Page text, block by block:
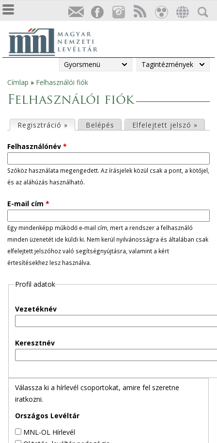
Gyorsmenü Tagintézmények
Jelenlegi
hely
Címlap » Felhasználói fiók
Felhasználói fiók
l
s
ő
d
l
e
g
e
Regisztráció » (aktív fül)
Belépés Elfelejtett jelszó »
Felhasználónév *
Szóköz használata megengedett. Az írásjelek közül csak a pont, a kötőjel,
és az aláhúzás használható.
E-mail cím *
Egy mindenképp működő e-mail cím, mert a rendszer a felhasználó
minden üzenetét ide küldi ki. Nem kerül nyilvánosságra és általában csak
elfelejtett jelszóhoz való segítségnyújtásra, valamint a kért
értesítésekhez lesz használva.
Profil adatok
Vezetéknév
Keresztnév
Válassza ki a hírlevél csoportokat, amire fel szeretne
iratkozni.
Országos Levéltár
MNL-OL Hírlevél